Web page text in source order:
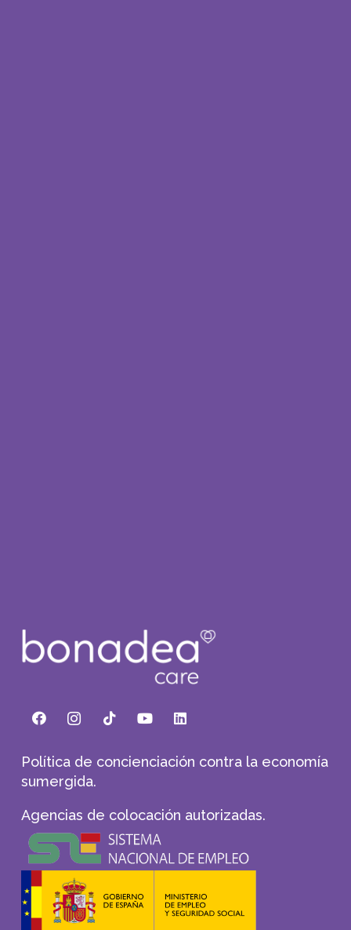
Política de concienciación contra la economía
sumergida.
Agencias de colocación autorizadas.